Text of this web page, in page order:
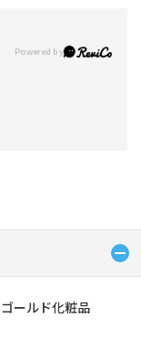
ゴールド化粧品